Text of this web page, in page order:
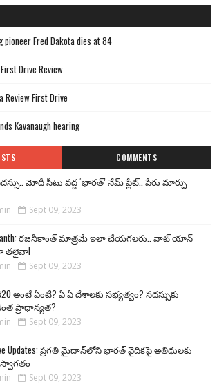
pioneer Fred Dakota dies at 84
Drive Review
Review First Drive
Kavanaugh hearing
COMMENTS
మోదీ సీటు వద్ద ‘భారత్’ నేమ్ ప్లేట్‌.. పేరు మార్పు
Sept 09, 2023
రజనీకాంత్ మాత్రమే ఇలా చేయగలరు.. వాట్ యాన్
తలైవా!
Sept 09, 2023
అంటే ఏంటి? ఏ ఏ దేశాలకు సభ్యత్వం? సదస్సుకు
ప్రాధాన్యత?
Sept 09, 2023
Updates: ప్రగతి మైదాన్‌లోని భారత్ వైదికపై అతిథులకు
Sept 09, 2023